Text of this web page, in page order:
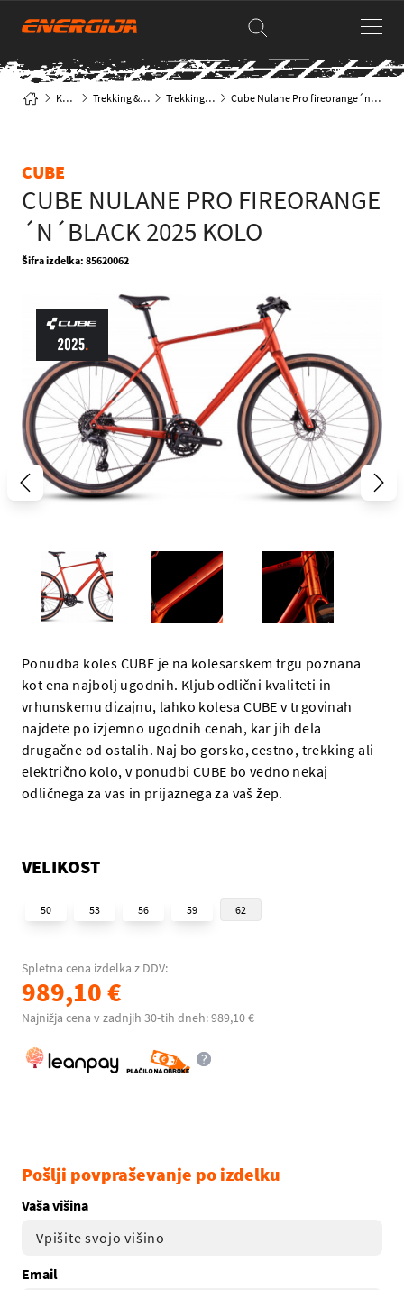
Kolesa Trekking & Mestna Trekking kolesa Cube Nulane Pro fireorange´n´black 2025 kolo
CUBE
CUBE NULANE PRO FIREORANGE
´N´BLACK 2025 KOLO
Šifra izdelka: 85620062
Ponudba koles CUBE je na kolesarskem trgu poznana
kot ena najbolj ugodnih. Kljub odlični kvaliteti in
vrhunskemu dizajnu, lahko kolesa CUBE v trgovinah
najdete po izjemno ugodnih cenah, kar jih dela
drugačne od ostalih. Naj bo gorsko, cestno, trekking ali
električno kolo, v ponudbi CUBE bo vedno nekaj
odličnega za vas in prijaznega za vaš žep.
VELIKOST
50 53 56 59 62
Spletna cena izdelka z DDV:
989,10 €
Najnižja cena v zadnjih 30-tih dneh: 989,10 €
Pošlji povpraševanje po izdelku
Vaša višina
Email